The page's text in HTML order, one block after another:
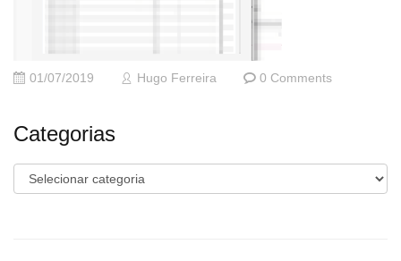
01/07/2019 Hugo Ferreira 0 Comments
Categorias
Categorias